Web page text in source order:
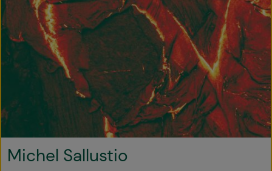
Michel Sallustio